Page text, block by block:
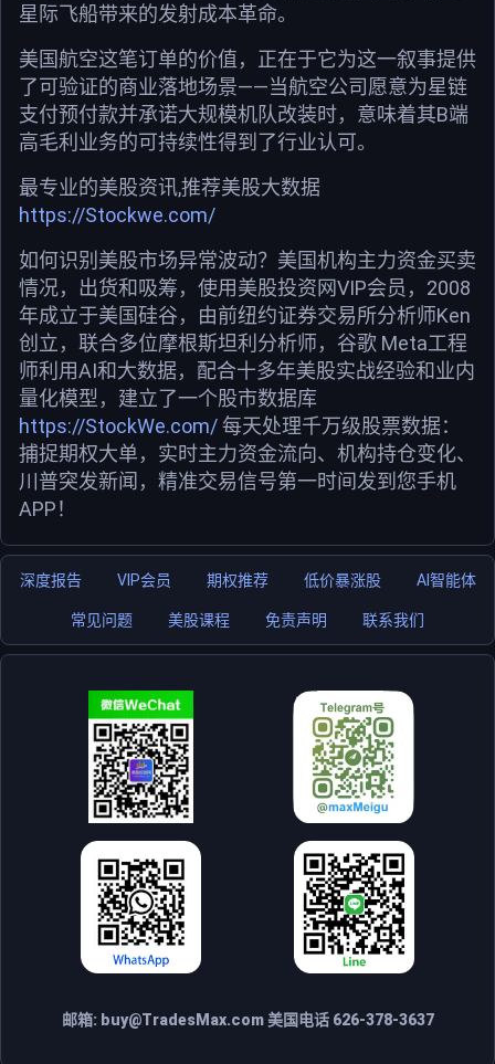
星际飞船带来的发射成本革命。
美国航空这笔订单的价值，正在于它为这一叙事提供
了可验证的商业落地场景——当航空公司愿意为星链
支付预付款并承诺大规模机队改装时，意味着其B端
高毛利业务的可持续性得到了行业认可。
最专业的美股资讯,推荐美股大数据
https://Stockwe.com/
如何识别美股市场异常波动？美国机构主力资金买卖
情况，出货和吸筹，使用美股投资网VIP会员，2008
年成立于美国硅谷，由前纽约证券交易所分析师Ken
创立，联合多位摩根斯坦利分析师，谷歌 Meta工程
师利用AI和大数据，配合十多年美股实战经验和业内
量化模型，建立了一个股市数据库
https://StockWe.com/每天处理千万级股票数据：
捕捉期权大单，实时主力资金流向、机构持仓变化、
川普突发新闻，精准交易信号第一时间发到您手机
APP！
深度报告 VIP会员 期权推荐 低价暴涨股 AI智能体
常见问题 美股课程 免责声明 联系我们
邮箱: buy@TradesMax.com美国电话 626-378-3637